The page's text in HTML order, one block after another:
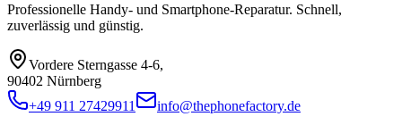
Professionelle Handy- und Smartphone-Reparatur. Schnell,
zuverlässig und günstig.
Vordere Sterngasse 4-6,
90402 Nürnberg
+49 911 27429911
info@thephonefactory.de